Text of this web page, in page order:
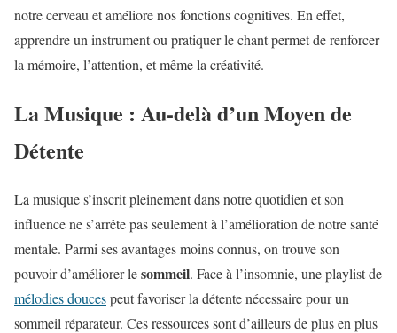
notre cerveau et améliore nos fonctions cognitives. En effet,
apprendre un instrument ou pratiquer le chant permet de renforcer
la mémoire, l’attention, et même la créativité.
La Musique : Au-delà d’un Moyen de
Détente
La musique s’inscrit pleinement dans notre quotidien et son
influence ne s’arrête pas seulement à l’amélioration de notre santé
mentale. Parmi ses avantages moins connus, on trouve son
pouvoir d’améliorer lesommeil. Face à l’insomnie, une playlist de
mélodies doucespeut favoriser la détente nécessaire pour un
sommeil réparateur. Ces ressources sont d’ailleurs de plus en plus